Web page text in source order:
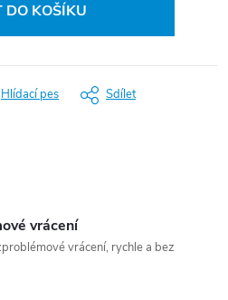
DO KOŠÍKU
Hlídací pes Sdílet
vrácení
vrácení, rychle a bez